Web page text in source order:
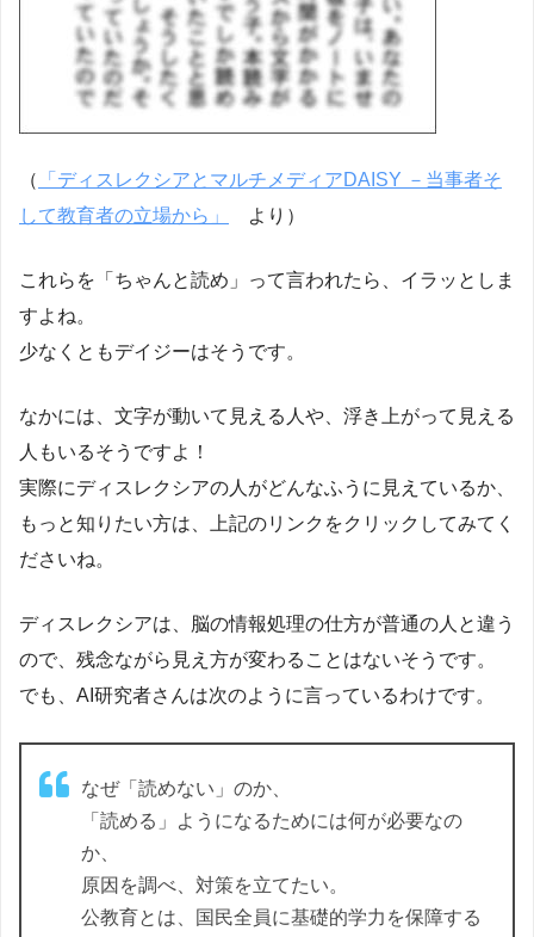
（
「ディスレクシアとマルチメディアDAISY －当事者そ
して教育者の立場から」
より）
これらを「ちゃんと読め」って言われたら、イラッとしま
すよね。
少なくともデイジーはそうです。
なかには、文字が動いて見える人や、浮き上がって見える
人もいるそうですよ！
実際にディスレクシアの人がどんなふうに見えているか、
もっと知りたい方は、上記のリンクをクリックしてみてく
ださいね。
ディスレクシアは、脳の情報処理の仕方が普通の人と違う
ので、残念ながら見え方が変わることはないそうです。
でも、AI研究者さんは次のように言っているわけです。
なぜ「読めない」のか、
「読める」ようになるためには何が必要なの
か、
原因を調べ、対策を立てたい。
公教育とは、国民全員に基礎的学力を保障する